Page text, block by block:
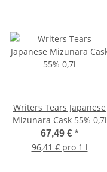
Writers Tears Japanese
Mizunara Cask 55% 0,7l
67,49 € *
96,41 € pro 1 l